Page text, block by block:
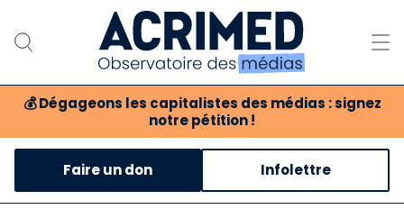
💰 Dégageons les capitalistes des médias : signez
notre pétition !
Notre association
Notre critique des médias
Faire un don Infolettre